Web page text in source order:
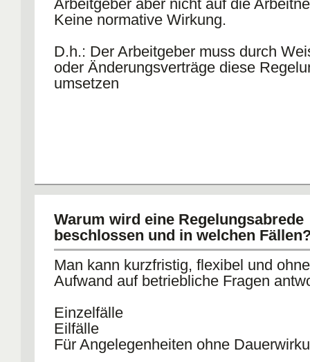
Arbeitgeber aber nicht auf die
Keine normative Wirkung.
D.h.: Der Arbeitgeber muss durch
oder Änderungsverträge diese
umsetzen
Warum wird eine Regelungsabrede
beschlossen und in welchen
Man kann kurzfristig, flexibel und
Aufwand auf betriebliche Fragen
Einzelfälle
Eilfälle
Für Angelegenheiten ohne